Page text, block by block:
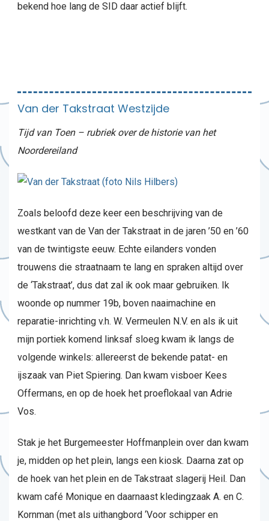
bekend hoe lang de SID daar actief blijft.
Van der Takstraat Westzijde
Tijd van Toen – rubriek over de historie van het
Noordereiland
Zoals beloofd deze keer een beschrijving van de
westkant van de Van der Takstraat in de jaren ’50 en ’60
van de twintigste eeuw. Echte eilanders vonden
trouwens die straatnaam te lang en spraken altijd over
de ‘Takstraat’, dus dat zal ik ook maar gebruiken. Ik
woonde op nummer 19b, boven naaimachine en
reparatie-inrichting v.h. W. Vermeulen N.V. en als ik uit
mijn portiek komend linksaf sloeg kwam ik langs de
volgende winkels: allereerst de bekende patat- en
ijszaak van Piet Spiering. Dan kwam visboer Kees
Offermans, en op de hoek het proeflokaal van Adrie
Vos.
Stak je het Burgemeester Hoffmanplein over dan kwam
je, midden op het plein, langs een kiosk. Daarna zat op
de hoek van het plein en de Takstraat slagerij Heil. Dan
kwam café Monique en daarnaast kledingzaak A. en C.
Kornman (met als uithangbord ‘Voor schipper en